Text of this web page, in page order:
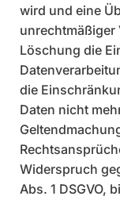
wird und eine
unrechtmäßiger
Löschung die
die
Daten nicht
Widerspruch
Abs. 1 DSGVO,